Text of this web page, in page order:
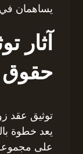
يساهمان
آثار
حقوق
توثيق عقد
يعد خطوة
على